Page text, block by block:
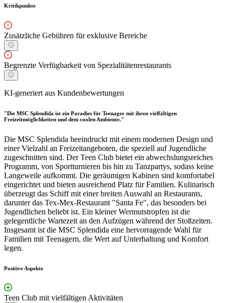
Kritikpunkte
Zusätzliche Gebühren für exklusive Bereiche
Begrenzte Verfügbarkeit von Spezialitätenrestaurants
KI-generiert aus Kundenbewertungen
"Die MSC Splendida ist ein Paradies für Teenager mit ihren vielfältigen
Freizeitmöglichkeiten und dem coolen Ambiente."
Die MSC Splendida beeindruckt mit einem modernen Design und
einer Vielzahl an Freizeitangeboten, die speziell auf Jugendliche
zugeschnitten sind. Der Teen Club bietet ein abwechslungsreiches
Programm, von Sportturnieren bis hin zu Tanzpartys, sodass keine
Langeweile aufkommt. Die geräumigen Kabinen sind komfortabel
eingerichtet und bieten ausreichend Platz für Familien. Kulinarisch
überzeugt das Schiff mit einer breiten Auswahl an Restaurants,
darunter das Tex-Mex-Restaurant "Santa Fe", das besonders bei
Jugendlichen beliebt ist. Ein kleiner Wermutstropfen ist die
gelegentliche Wartezeit an den Aufzügen während der Stoßzeiten.
Insgesamt ist die MSC Splendida eine hervorragende Wahl für
Familien mit Teenagern, die Wert auf Unterhaltung und Komfort
legen.
Positive Aspekte
Teen Club mit vielfältigen Aktivitäten